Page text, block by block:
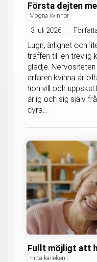
Första dejten
Mogna kvinnor
3 juli 2026
Lugn, ärlighet och
träffen till en trevlig
glädje.
erfaren kvinna är
hon vill och
ärlig och sig själv
dyra...
Fullt möjligt att
Hitta kärleken